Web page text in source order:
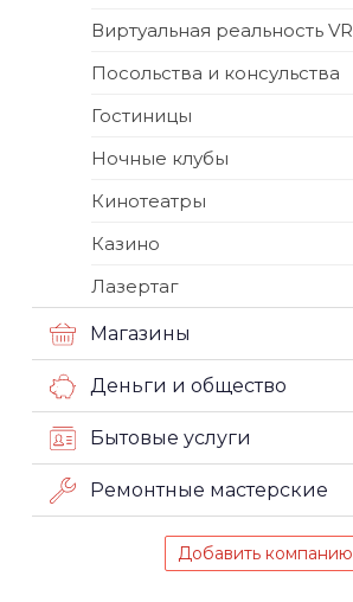
Виртуальная реальность VR
Посольства и консульства
Гостиницы
Ночные клубы
Кинотеатры
Казино
Лазертаг
Магазины
Деньги и общество
Бытовые услуги
Ремонтные мастерские
Добавить компанию